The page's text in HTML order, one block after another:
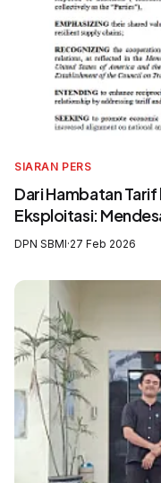
SIARAN PERS
Dari Hambatan
Eksploitasi:
Awak Kapal Perikanan
DPN SBMI·27 Feb 2026